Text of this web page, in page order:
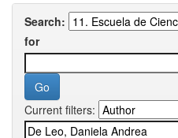
Search:
for
Current filters: